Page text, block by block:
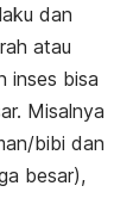
dan
atau
inses bisa
Misalnya
bibi dan
besar),